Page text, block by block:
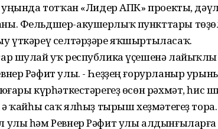
уңында тотҡан «Лидер АПК» проекты,
Фельдшер-акушерлыҡ пункттары
үткәреү селтәрҙәре яҡшыртыласаҡ.
шулай уҡ республика үҫешенә
Рәфит улы. - Һеҙҙең ғорурланыр
күрһәткестәрегеҙ өсөн рәхмәт,
ә ҡайһы саҡ ялһыҙ тырыш хеҙмәтегеҙ
улы һәм Ревнер Рәфит улы